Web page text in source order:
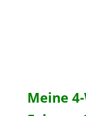
Meine